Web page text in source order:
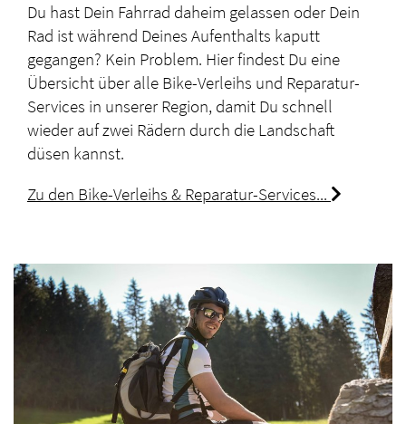
Du hast Dein Fahrrad daheim gelassen oder Dein
Rad ist während Deines Aufenthalts kaputt
gegangen? Kein Problem. Hier findest Du eine
Übersicht über alle Bike-Verleihs und Reparatur-
Services in unserer Region, damit Du schnell
wieder auf zwei Rädern durch die Landschaft
düsen kannst.
Zu den Bike-Verleihs & Reparatur-Services...